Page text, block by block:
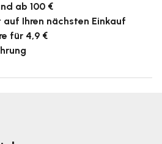
ab 100 €
auf Ihren nächsten Einkauf
für 4,9 €